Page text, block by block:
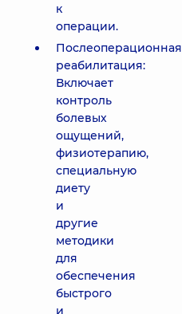
к
операции.
Послеоперационная
реабилитация:
Включает
контроль
болевых
ощущений,
физиотерапию,
специальную
диету
и
другие
методики
для
обеспечения
быстрого
и